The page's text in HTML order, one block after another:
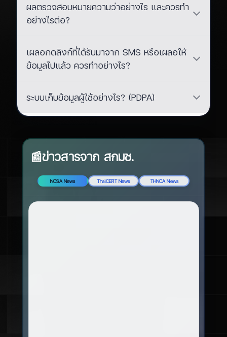
ผลตรวจสอบหมายความว่าอย่างไร และควรทำ
อย่างไรต่อ?
เผลอกดลิงก์ที่ได้รับมาจาก SMS หรือเผลอให้
ข้อมูลไปแล้ว ควรทำอย่างไร?
ระบบเก็บข้อมูลผู้ใช้อย่างไร? (PDPA)
📰ข่าวสารจาก สกมช.
NCSA News ThaiCERT News THNCA News